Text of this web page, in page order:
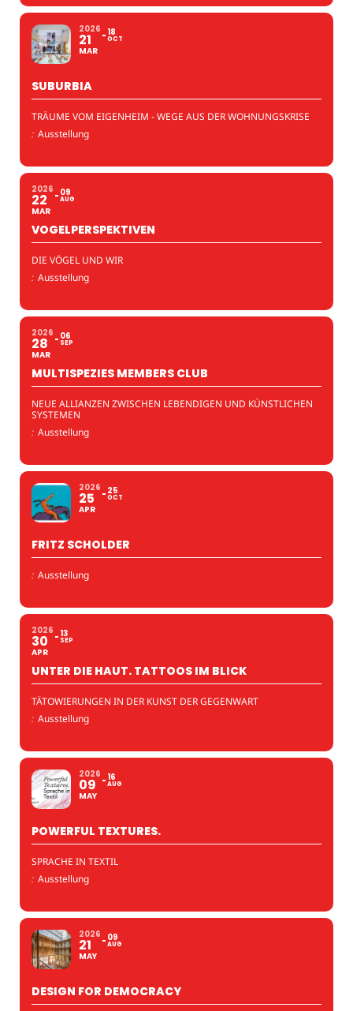
2026
21
MAR
18
OCT
SUBURBIA
TRÄUME VOM EIGENHEIM - WEGE AUS DER WOHNUNGSKRISE
: Ausstellung
2026
22
MAR
09
AUG
VOGELPERSPEKTIVEN
DIE VÖGEL UND WIR
: Ausstellung
2026
28
MAR
06
SEP
MULTISPEZIES MEMBERS CLUB
NEUE ALLIANZEN ZWISCHEN LEBENDIGEN UND KÜNSTLICHEN
SYSTEMEN
: Ausstellung
2026
25
APR
25
OCT
FRITZ SCHOLDER
: Ausstellung
2026
30
APR
13
SEP
UNTER DIE HAUT. TATTOOS IM BLICK
TÄTOWIERUNGEN IN DER KUNST DER GEGENWART
: Ausstellung
2026
09
MAY
16
AUG
POWERFUL TEXTURES.
SPRACHE IN TEXTIL
: Ausstellung
2026
21
MAY
09
AUG
DESIGN FOR DEMOCRACY